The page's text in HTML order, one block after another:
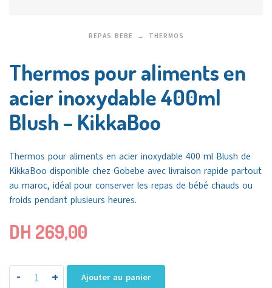
REPAS BEBE THERMOS
Thermos pour aliments en
acier inoxydable 400ml
Blush – KikkaBoo
Thermos pour aliments en acier inoxydable 400 ml Blush de
KikkaBoo disponible chez Gobebe avec livraison rapide partout
au maroc, idéal pour conserver les repas de bébé chauds ou
froids pendant plusieurs heures.
DH 269,00
- + Ajouter au panier